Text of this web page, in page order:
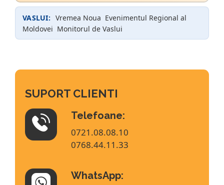
VASLUI: Vremea Noua Evenimentul Regional al
Moldovei Monitorul de Vaslui
SUPORT CLIENTI
Telefoane:
0721.08.08.10
0768.44.11.33
WhatsApp: